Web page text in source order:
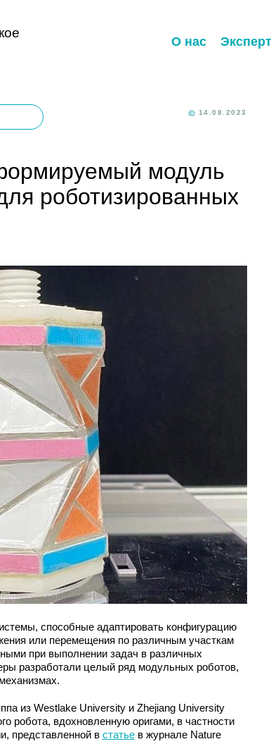
О нас
14.08.2023
модуль
роботизированных
способные адаптировать конфигурацию
или перемещения по различным участкам
при выполнении задач в различных
разработали целый ряд модульных роботов,
из Westlake University и Zhejiang University
робота, вдохновленную оригами, в частности
представленной в статьев журнале Nature